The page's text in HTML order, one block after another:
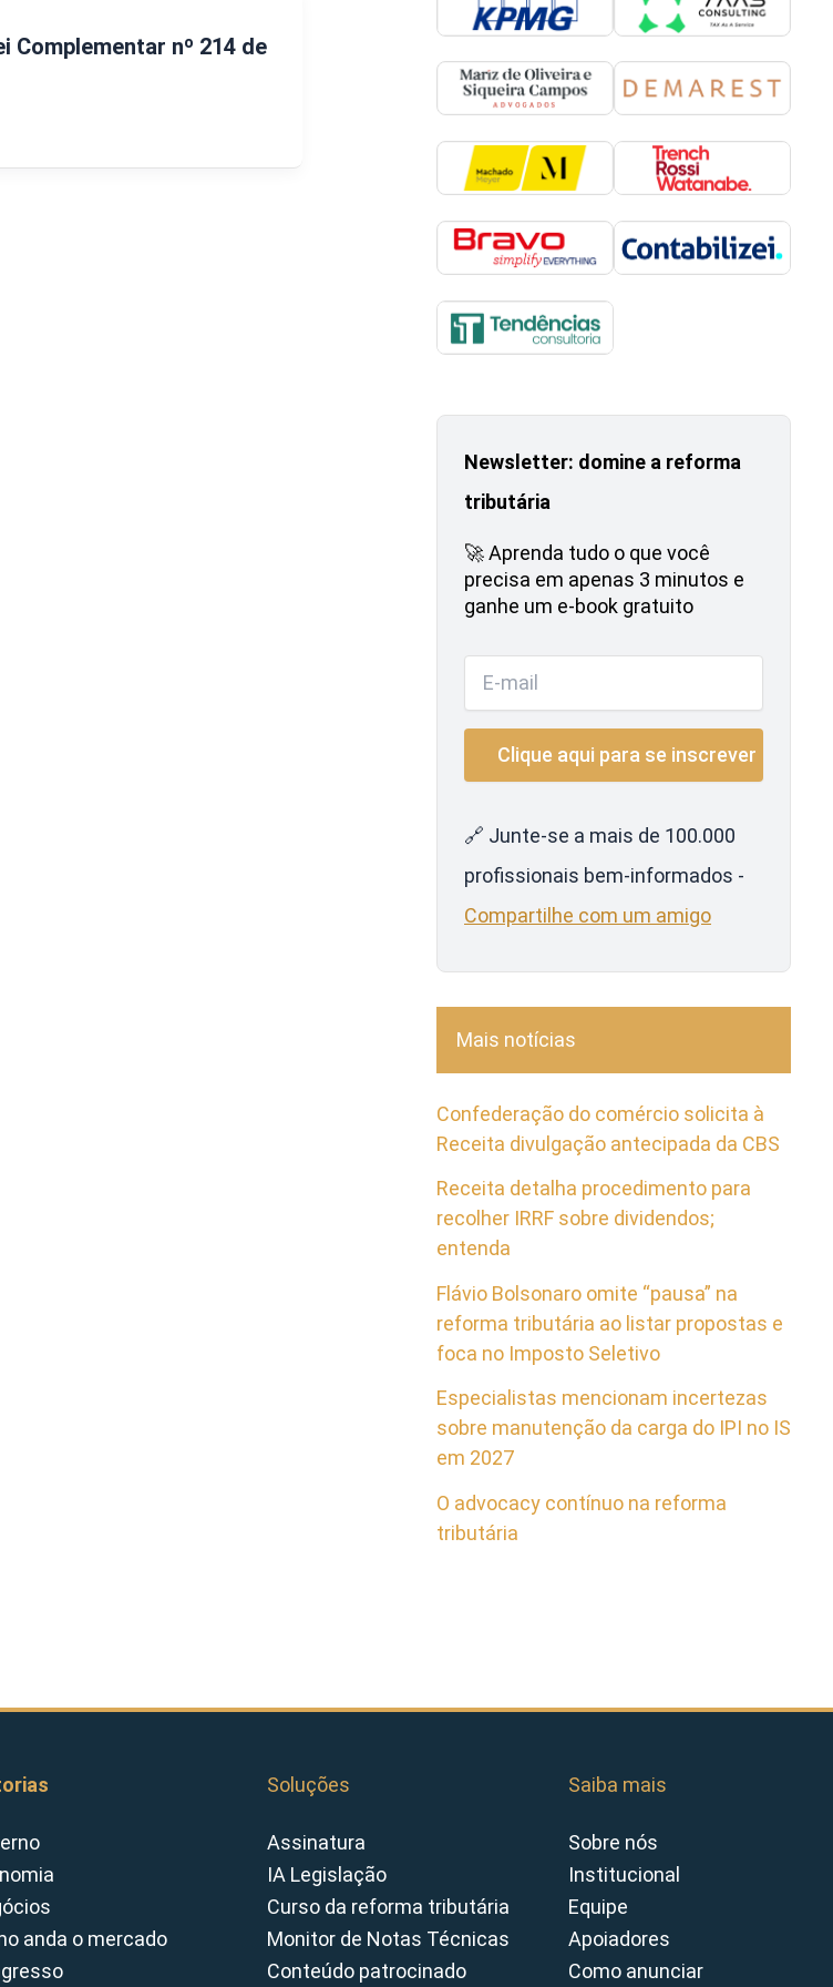
Complementar nº 214 de
Newsletter: domine a reforma
tributária
🚀 Aprenda tudo o que você
precisa em apenas 3 minutos e
ganhe um e-book gratuito
🔗 Junte-se a mais de 100.000
profissionais bem-informados -
Compartilhe com um amigo
Mais notícias
Confederação do comércio solicita à
Receita divulgação antecipada da CBS
Receita detalha procedimento para
recolher IRRF sobre dividendos;
entenda
Flávio Bolsonaro omite “pausa” na
reforma tributária ao listar propostas e
foca no Imposto Seletivo
Especialistas mencionam incertezas
sobre manutenção da carga do IPI no IS
em 2027
O advocacy contínuo na reforma
tributária
anda o mercado
Soluções
Assinatura
IA Legislação
Curso da reforma tributária
Monitor de Notas Técnicas
Conteúdo patrocinado
Saiba mais
Sobre nós
Institucional
Equipe
Apoiadores
Como anunciar